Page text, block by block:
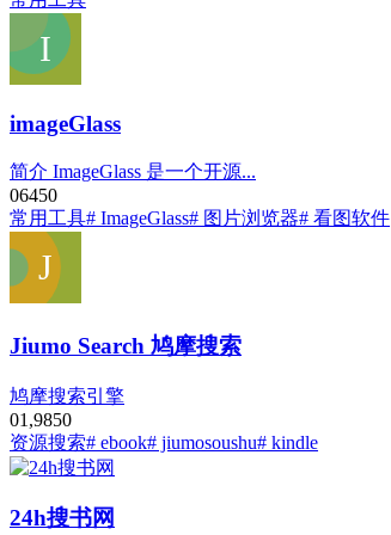
imageGlass
简介 ImageGlass 是一个开源...
06450
常用工具# ImageGlass# 图片浏览器# 看图软件
Jiumo Search 鸠摩搜索
鸠摩搜索引擎
01,9850
资源搜索# ebook# jiumosoushu# kindle
24h搜书网